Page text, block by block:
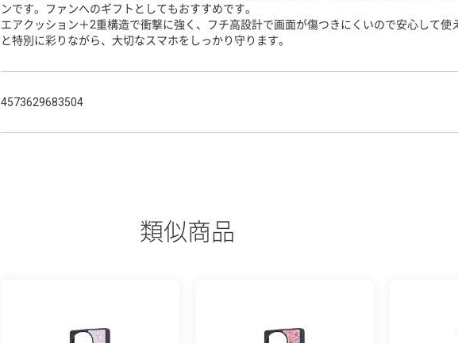
ンです。ファンへのギフトとしてもおすすめです。
エアクッション＋2重構造で衝撃に強く、フチ高設計で画面が傷つきにくいので安心して使
と特別に彩りながら、大切なスマホをしっかり守ります。
4573629683504
類似商品